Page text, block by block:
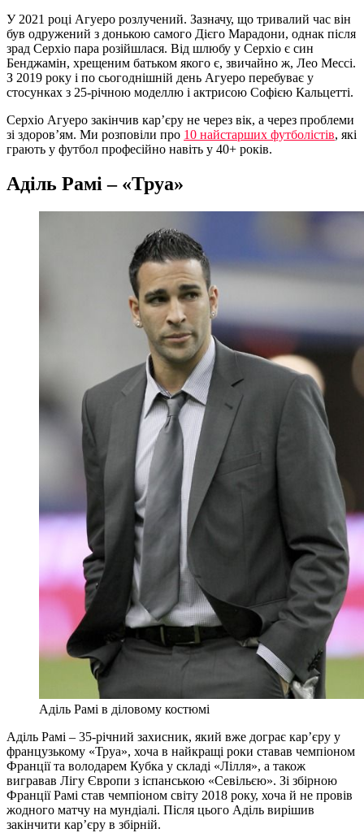
У 2021 році Агуеро розлучений. Зазначу, що тривалий час він
був одружений з донькою самого Дієго Марадони, однак після
зрад Серхіо пара розійшлася. Від шлюбу у Серхіо є син
Бенджамін, хрещеним батьком якого є, звичайно ж, Лео Мессі.
З 2019 року і по сьогоднішній день Агуеро перебуває у
стосунках з 25-річною моделлю і актрисою Софією Кальцетті.
Серхіо Агуеро закінчив кар’єру не через вік, а через проблеми
зі здоров’ям. Ми розповіли про 10 найстарших футболістів, які
грають у футбол професійно навіть у 40+ років.
Аділь Рамі – «Труа»
Аділь Рамі в діловому костюмі
Аділь Рамі – 35-річний захисник, який вже дограє кар’єру у
французькому «Труа», хоча в найкращі роки ставав чемпіоном
Франції та володарем Кубка у складі «Лілля», а також
вигравав Лігу Європи з іспанською «Севільєю». Зі збірною
Франції Рамі став чемпіоном світу 2018 року, хоча й не провів
жодного матчу на мундіалі. Після цього Аділь вирішив
закінчити кар’єру в збірній.